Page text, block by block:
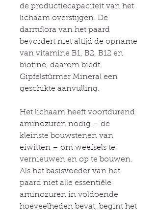
de productiecapaciteit van het
lichaam overstijgen. De
darmflora van het paard
bevordert niet altijd de opname
van vitamine B1, B2, B12 en
biotine, daarom biedt
Gipfelstürmer Mineral een
geschikte aanvulling.
Het lichaam heeft voortdurend
aminozuren nodig – de
kleinste bouwstenen van
eiwitten – om weefsels te
vernieuwen en op te bouwen.
Als het basisvoeder van het
paard niet alle essentiële
aminozuren in voldoende
hoeveelheden bevat, begint het